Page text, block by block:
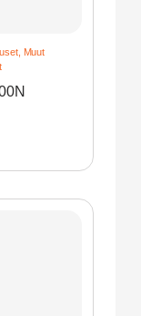
, Muut